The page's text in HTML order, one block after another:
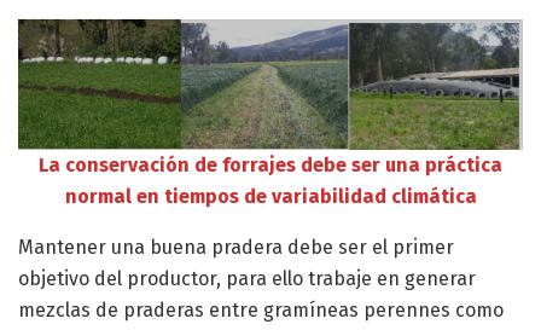
La conservación de forrajes debe ser una práctica
normal en tiempos de variabilidad climática
Mantener una buena pradera debe ser el primer
objetivo del productor, para ello trabaje en generar
mezclas de praderas entre gramíneas perennes como